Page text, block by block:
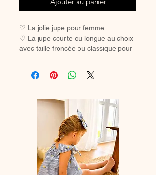
♡ La jolie jupe pour femme.
♡ La jupe courte ou longue au choix
avec taille froncée ou classique pour
♡ Jupe entièrement réalisée à la
♡Ce tissu au tombé fluide, connu
pour ses propriétés robustes et
respirant est aussi d'une extrême
douceur et donc très agréable à
♡ Le délai de fabrication est de 15 à
28 jours ouvrés selon les commandes